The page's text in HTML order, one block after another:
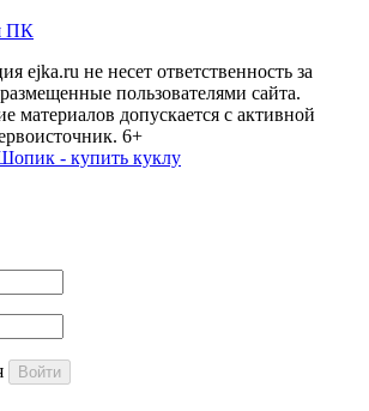
ПК
ejka.ru не несет ответственность за
пользователями сайта.
материалов допускается с активной
6+
- купить куклу
Войти